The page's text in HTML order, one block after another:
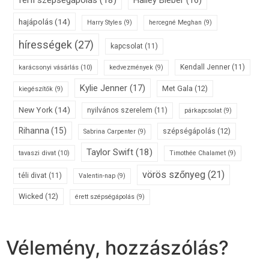
hajápolás(14) Harry Styles (9) hercegné Meghan (9)
hírességek (27) kapcsolat (11)
karácsonyi vásárlás (10) kedvezmények (9) Kendall Jenner (11)
kiegészítők (9) Kylie Jenner (17) Met Gala (12)
New York (14) nyilvános szerelem (11) párkapcsolat (9)
Rihanna (15) Sabrina Carpenter (9) szépségápolás (12)
tavaszi divat (10) Taylor Swift (18) Timothée Chalamet (9)
téli divat (11) Valentin-nap (9) vörös szőnyeg (21)
Wicked (12) érett szépségápolás (9)
Vélemény, hozzászólás?